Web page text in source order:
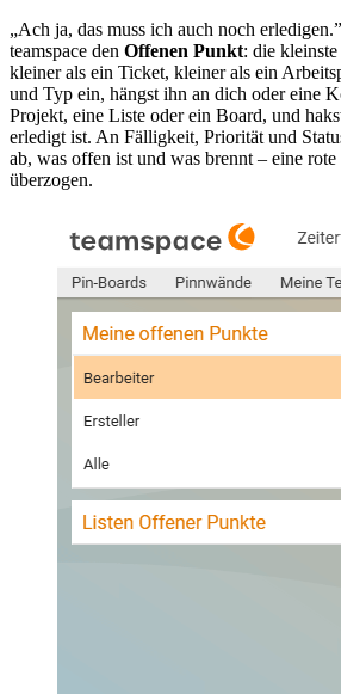
„Ach ja, das muss ich auch noch
teamspace den Offenen Punkt: die
kleiner als ein Ticket, kleiner als ein
und Typ ein, hängst ihn an dich oder eine
Projekt, eine Liste oder ein Board, und
erledigt ist. An Fälligkeit, Priorität und
ab, was offen ist und was brennt – eine
überzogen.